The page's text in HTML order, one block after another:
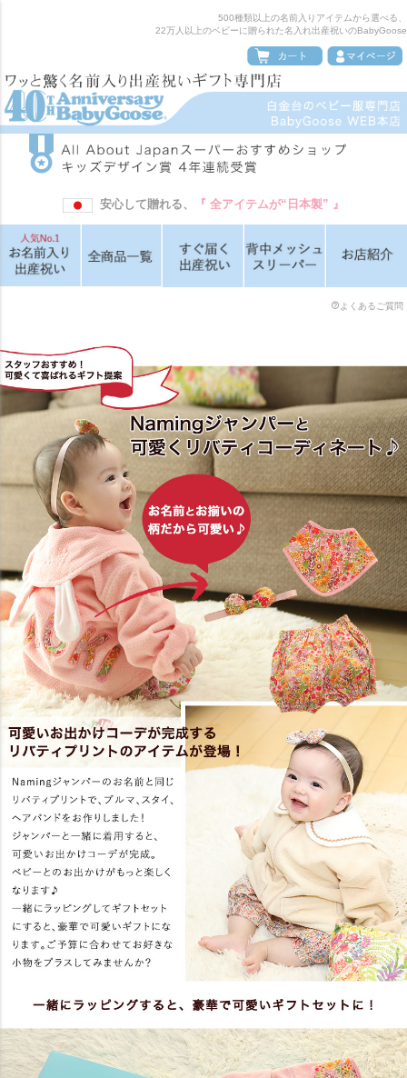
500種類以上の名前入りアイテムから選べる、
22万人以上のベビーに贈られた名入れ出産祝いのBabyGoose
安心して贈れる、 『 全アイテムが“日本製” 』
よくあるご質問